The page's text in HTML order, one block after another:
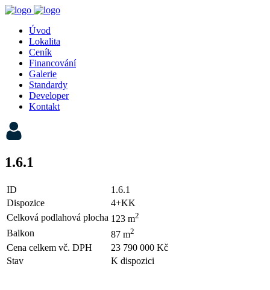
Úvod
Lokalita
Ceník
Financování
Galerie
Standardy
Developer
Kontakt
1.6.1
ID
1.6.1
Dispozice
4+KK
Celková podlahová plocha 123 m2
Balkon 87 m2
Cena celkem vč. DPH
23 790 000 Kč
Stav
K dispozici